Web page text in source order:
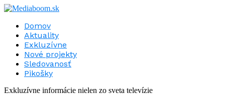
Domov
Aktuality
Exkluzívne
Nové projekty
Sledovanosť
Pikošky
Exkluzívne informácie nielen zo sveta televízie